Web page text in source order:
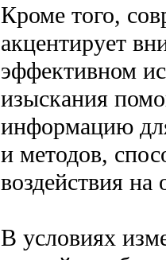
Кроме того,
акцентирует
эффективном
изыскания
информацию
и методов,
воздействия
В условиях